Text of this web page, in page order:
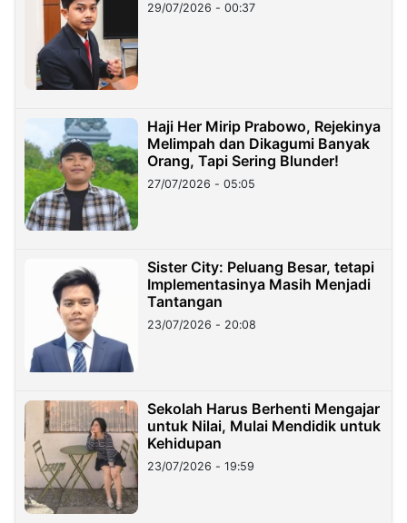
29/07/2026 - 00:37
Haji Her Mirip Prabowo, Rejekinya
Melimpah dan Dikagumi Banyak
Orang, Tapi Sering Blunder!
27/07/2026 - 05:05
Sister City: Peluang Besar, tetapi
Implementasinya Masih Menjadi
Tantangan
23/07/2026 - 20:08
Sekolah Harus Berhenti Mengajar
untuk Nilai, Mulai Mendidik untuk
Kehidupan
23/07/2026 - 19:59